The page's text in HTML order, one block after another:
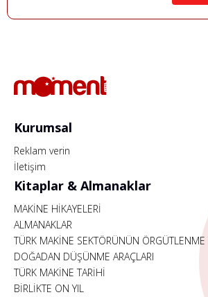
Kurumsal
Reklam verin
İletişim
Kitaplar & Almanaklar
MAKİNE HİKAYELERİ
ALMANAKLAR
TÜRK MAKİNE SEKTÖRÜNÜN ÖRGÜTLENME
DOĞADAN DÜŞÜNME ARAÇLARI
TÜRK MAKİNE TARİHİ
BİRLİKTE ON YIL